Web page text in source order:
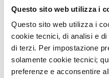
Questo sito web utilizza i
Questo sito web utilizza i
cookie tecnici, di analisi e
di terzi. Per impostazione
solamente cookie tecnici;
preferenze e acconsentire
Corso
Sauto
Organizzato da